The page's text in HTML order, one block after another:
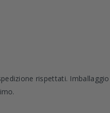
rispettati. Imballaggio